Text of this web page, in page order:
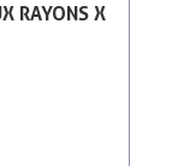
RAYONS X